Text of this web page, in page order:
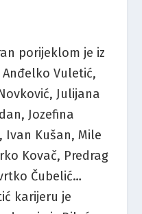
porijeklom je iz
Vuletić,
Julijana
Jozefina
Ivan Kušan, Mile
Kovač, Predrag
Čubelić…
karijeru je